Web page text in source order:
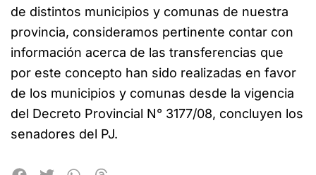
de distintos municipios y comunas de nuestra
provincia, consideramos pertinente contar con
información acerca de las transferencias que
por este concepto han sido realizadas en favor
de los municipios y comunas desde la vigencia
del Decreto Provincial N° 3177/08, concluyen los
senadores del PJ.